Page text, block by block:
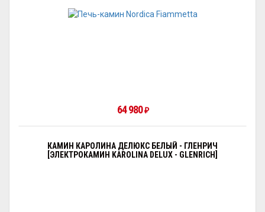
64 980 ₽
КАМИН КАРОЛИНА ДЕЛЮКС БЕЛЫЙ - ГЛЕНРИЧ
[ЭЛЕКТРОКАМИН KAROLINA DELUX - GLENRICH]